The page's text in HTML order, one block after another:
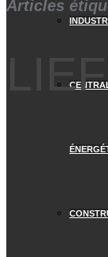
Articles